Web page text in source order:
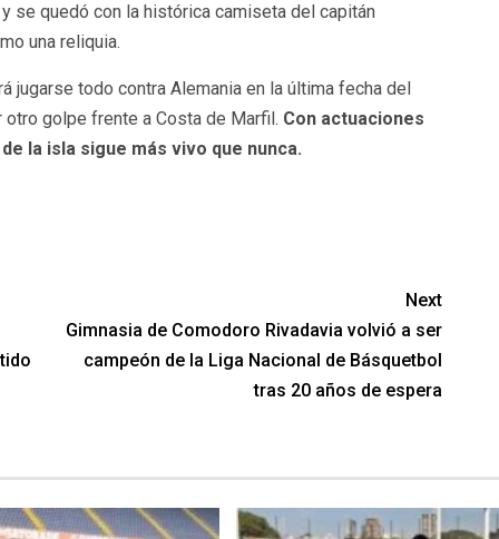
se quedó con la histórica camiseta del capitán
una reliquia.
jugarse todo contra Alemania en la última fecha del
otro golpe frente a Costa de Marfil. Con actuaciones
la isla sigue más vivo que nunca.
Next
Gimnasia de Comodoro Rivadavia volvió a ser
campeón de la Liga Nacional de Básquetbol
tras 20 años de espera